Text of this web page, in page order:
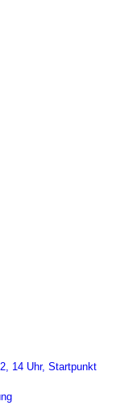
14 Uhr, Startpunkt